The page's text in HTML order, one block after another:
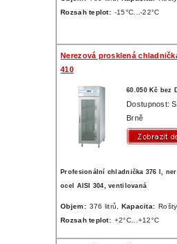
Rozsah teplot: -15°C...-22°C
Nerezová prosklená
410
60.050 Kč bez
Dostupnost:
Brně
Profesionální chladnička 376 l,
ocel AISI 304, ventilovaná
Objem: 376 litrů, Kapacita:
Rozsah teplot: +2°C...+12°C